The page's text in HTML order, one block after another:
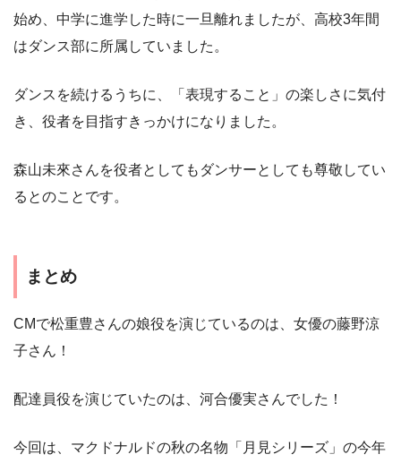
始め、中学に進学した時に一旦離れましたが、高校3年間
はダンス部に所属していました。
ダンスを続けるうちに、「表現すること」の楽しさに気付
き、役者を目指すきっかけになりました。
森山未來さんを役者としてもダンサーとしても尊敬してい
るとのことです。
まとめ
CMで松重豊さんの娘役を演じているのは、女優の藤野涼
子さん！
配達員役を演じていたのは、河合優実さんでした！
今回は、マクドナルドの秋の名物「月見シリーズ」の今年